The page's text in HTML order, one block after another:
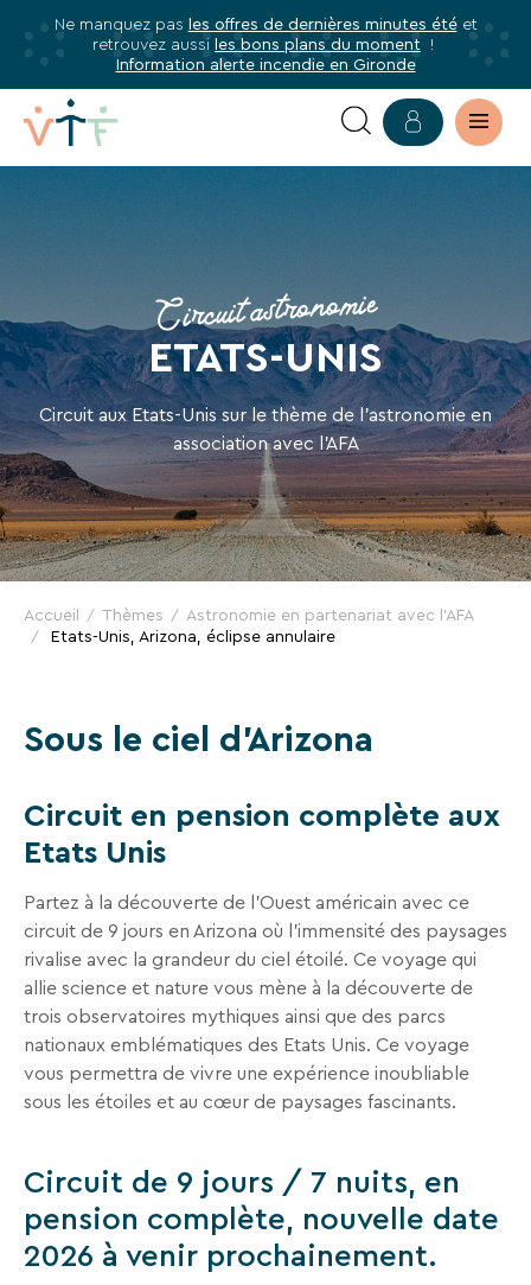
Ne manquez pas les offres de dernières minutes étéet
retrouvez aussiles bons plans du moment !
Information alerte incendie en Gironde
ETATS-
UNIS,
ARIZONA,
ÉCLIPSE
ANNULAIRE
Circuit astronomie
ETATS-UNIS
Circuit aux Etats-Unis sur le thème de l’astronomie en
association avec l'AFA
Accueil Thèmes
Astronomie en partenariat avec l'AFA
Etats-Unis, Arizona, éclipse annulaire
Sous le ciel d’Arizona
Circuit en pension complète aux
Etats Unis
Partez à la découverte de l'Ouest américain avec ce
circuit de 9 jours en Arizona où l'immensité des paysages
rivalise avec la grandeur du ciel étoilé. Ce voyage qui
allie science et nature vous mène à la découverte de
trois observatoires mythiques ainsi que des parcs
nationaux emblématiques des Etats Unis. Ce voyage
vous permettra de vivre une expérience inoubliable
sous les étoiles et au cœur de paysages fascinants.
Circuit de 9 jours / 7 nuits, en
pension complète, nouvelle date
2026 à venir prochainement.
Abonnez-
vous
notre
newsletter
pour
être
informé·e
de
tous
les
avantages
VTF,
des
offres
exclusives
bons
pour
vos
vacances
!
suffit
d’un
clic
Recevez
15
directement
dans